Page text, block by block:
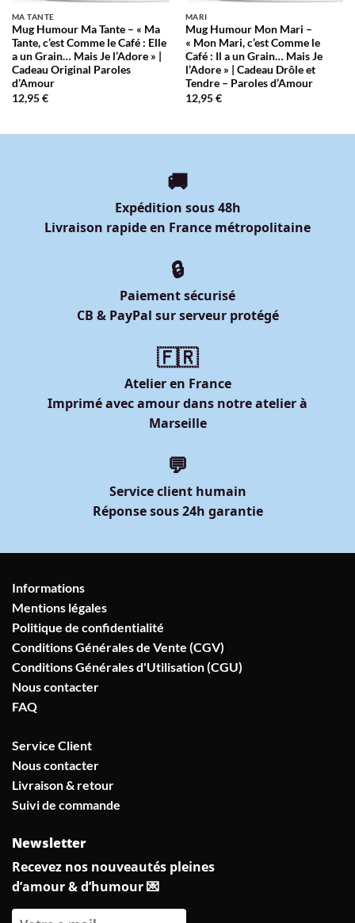
MA TANTE
Mug Humour Ma Tante – « Ma
Tante, c’est Comme le Café : Elle
a un Grain… Mais Je l’Adore » |
Cadeau Original Paroles
d’Amour
12,95€
MARI
Mug Humour Mon Mari –
« Mon Mari, c’est Comme le
Café : Il a un Grain… Mais Je
l’Adore » | Cadeau Drôle et
Tendre – Paroles d’Amour
12,95€
🚚
Expédition sous 48h
Livraison rapide en France métropolitaine
🔒
Paiement sécurisé
CB & PayPal sur serveur protégé
🇫🇷
Atelier en France
Imprimé avec amour dans notre atelier à
Marseille
💬
Service client humain
Réponse sous 24h garantie
Informations
Mentions légales
Politique de confidentialité
Conditions Générales de Vente (CGV)
Conditions Générales d'Utilisation (CGU)
Nous contacter
FAQ
Service Client
Nous contacter
Livraison & retour
Suivi de commande
Newsletter
Recevez nos nouveautés pleines
d’amour & d’humour 💌